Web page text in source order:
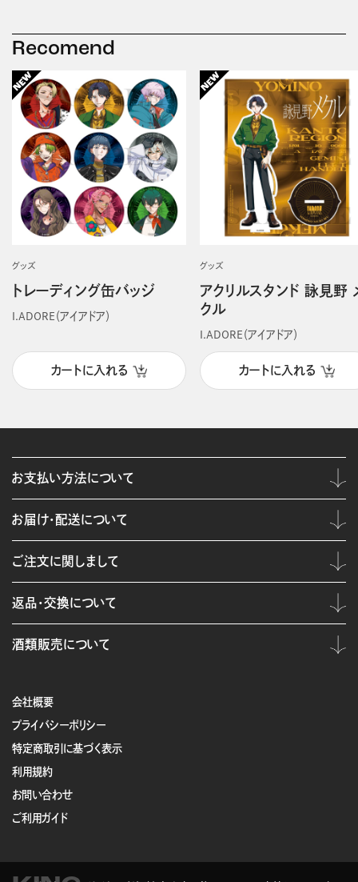
Recomend
グッズ
トレーディング缶バッジ
I.ADORE（アイアドア）
カートに入れる
グッズ
アクリルスタンド 詠見野
クル
I.ADORE（アイアドア）
カートに入れる
会社概要
プライバシーポリシー
特定商取引に基づく表示
利用規約
お問い合わせ
ご利用ガイド
お支払い方法について
お届け・配送について
ご注文に関しまして
返品・交換について
酒類販売について